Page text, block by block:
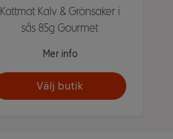
Kattmat Kalv & Grönsaker i
sås 85g Gourmet
Mer info
Välj butik